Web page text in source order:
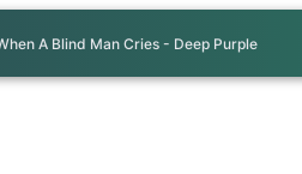
A Blind Man Cries - Deep Purple